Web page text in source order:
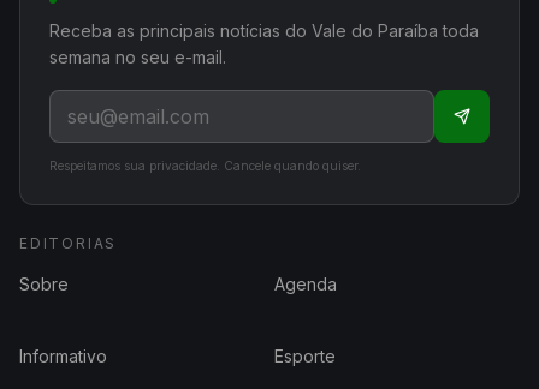
Receba as principais notícias do Vale do Paraíba toda
semana no seu e-mail.
Respeitamos sua privacidade. Cancele quando quiser.
EDITORIAS
Sobre Agenda
Informativo Esporte